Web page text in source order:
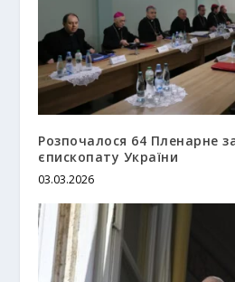
Розпочалося 64 Пленарне
єпископату України
03.03.2026